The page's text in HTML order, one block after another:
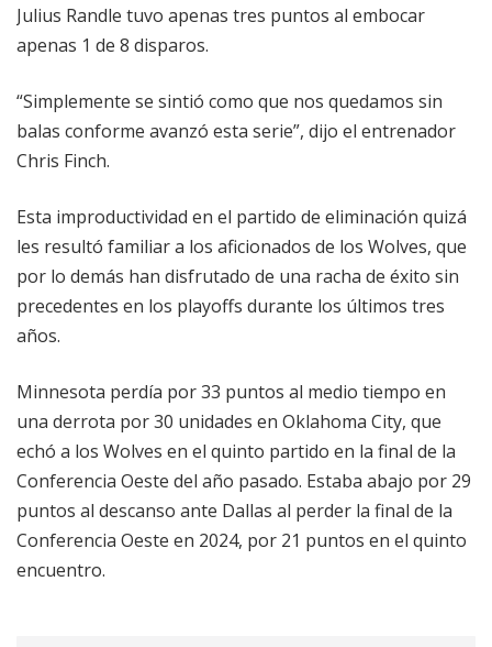
Julius Randle tuvo apenas tres puntos al embocar
apenas 1 de 8 disparos.
“Simplemente se sintió como que nos quedamos sin
balas conforme avanzó esta serie”, dijo el entrenador
Chris Finch.
Esta improductividad en el partido de eliminación quizá
les resultó familiar a los aficionados de los Wolves, que
por lo demás han disfrutado de una racha de éxito sin
precedentes en los playoffs durante los últimos tres
años.
Minnesota perdía por 33 puntos al medio tiempo en
una derrota por 30 unidades en Oklahoma City, que
echó a los Wolves en el quinto partido en la final de la
Conferencia Oeste del año pasado. Estaba abajo por 29
puntos al descanso ante Dallas al perder la final de la
Conferencia Oeste en 2024, por 21 puntos en el quinto
encuentro.